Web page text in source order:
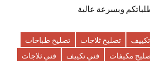
وبسرعة عالية
تصليح ثلاجات
تصليح طباخات
مكيفات فني تكييف
فني ثلاجات